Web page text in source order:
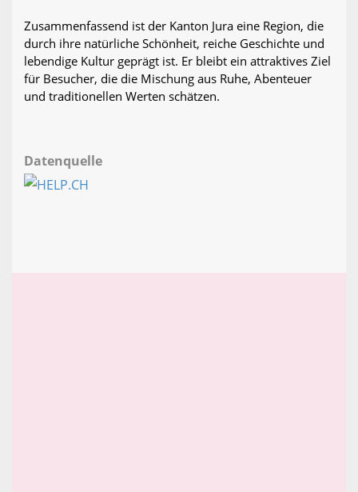
Zusammenfassend ist der Kanton Jura eine Region, die
durch ihre natürliche Schönheit, reiche Geschichte und
lebendige Kultur geprägt ist. Er bleibt ein attraktives Ziel
für Besucher, die die Mischung aus Ruhe, Abenteuer
und traditionellen Werten schätzen.
Datenquelle